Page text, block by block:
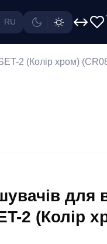
RU
2 (Колір хром)
для
2 (Колір